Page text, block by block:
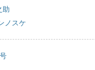
ノスケ